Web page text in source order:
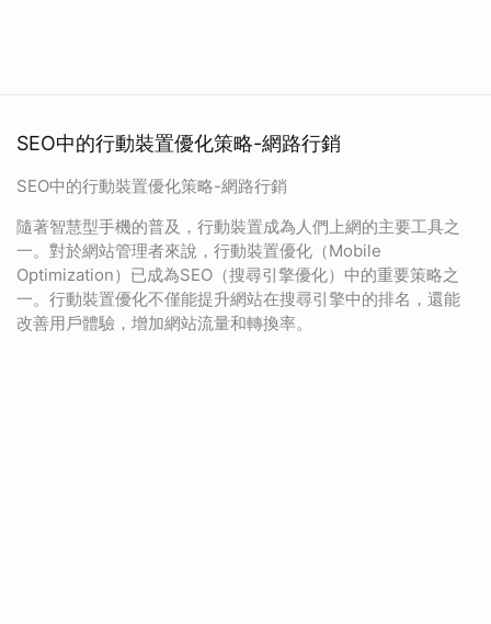
SEO中的行動裝置優化策略-網路行銷
SEO中的行動裝置優化策略-網路行銷
隨著智慧型手機的普及，行動裝置成為人們上網的主要工具之
一。對於網站管理者來說，行動裝置優化（Mobile
Optimization）已成為SEO（搜尋引擎優化）中的重要策略之
一。行動裝置優化不僅能提升網站在搜尋引擎中的排名，還能
改善用戶體驗，增加網站流量和轉換率。